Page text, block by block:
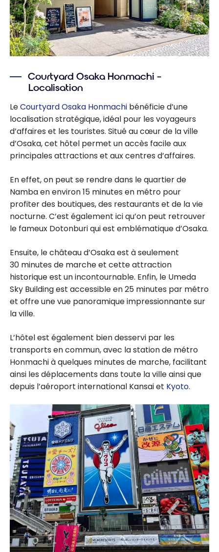
Courtyard Osaka Honmachi –
Localisation
LeCourtyard Osaka Honmachi bénéficie d’une
localisation stratégique, idéal pour les voyageurs
d’affaires et les touristes. Situé au cœur de la ville
d’Osaka, cet hôtel permet un accès facile aux
principales attractions et aux centres d’affaires.
En effet, on peut se rendre dans le quartier de
Namba en environ 15 minutes en métro pour
profiter des boutiques, des restaurants et de la vie
nocturne. C’est également ici qu’on peut retrouver
le fameux Dotonburi qui est emblématique d’Osaka.
Ensuite, le château d’Osaka est à seulement
30 minutes de marche et cette attraction
historique est un incontournable. Enfin, le Umeda
Sky Building est accessible en 25 minutes par métro
et offre une vue panoramique impressionnante sur
la ville.
L’hôtel est également bien desservi par les
transports en commun, avec la station de métro
Honmachi à quelques minutes de marche, facilitant
ainsi les déplacements dans toute la ville ainsi que
depuis l’aéroport international Kansai et Kyoto.